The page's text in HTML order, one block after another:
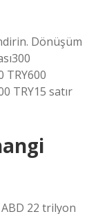
Dönüşüm
TRY600
TRY15 satır
22 trilyon